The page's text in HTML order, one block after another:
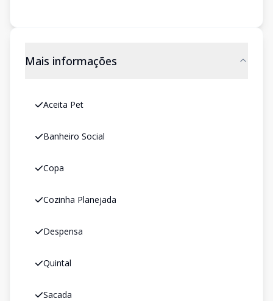
Mais informações
Aceita Pet
Banheiro Social
Copa
Cozinha Planejada
Despensa
Quintal
Sacada